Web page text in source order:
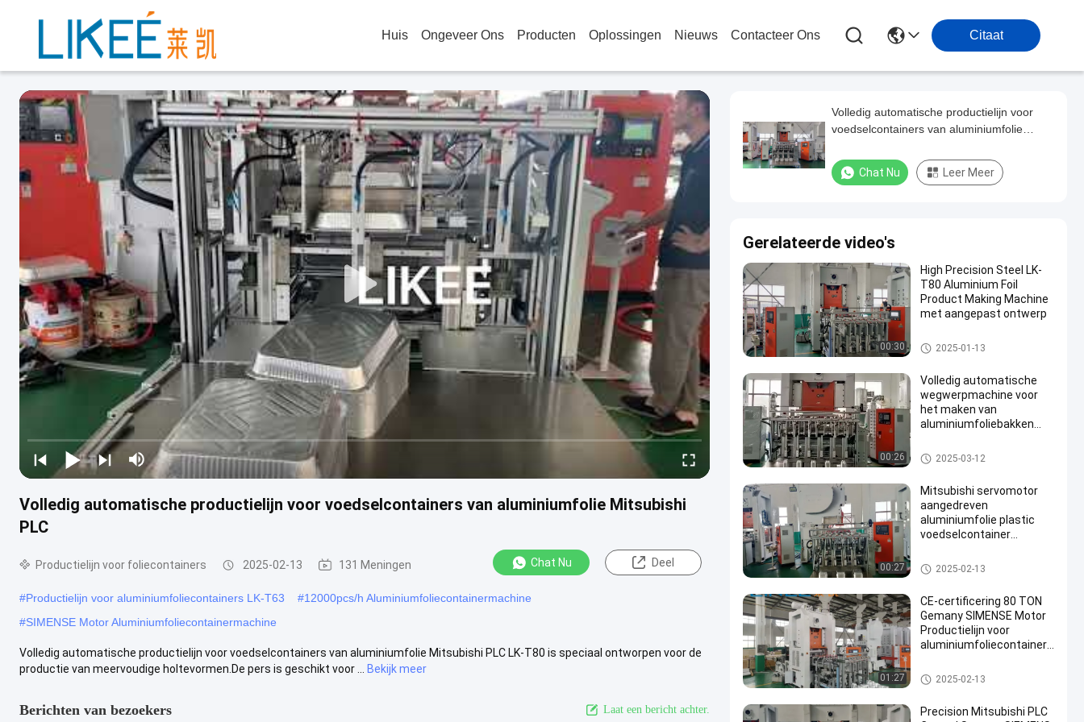
Huis Ongeveer Ons Producten Oplossingen Nieuws Contacteer Ons Citaat
Volledig automatische productielijn voor voedselcontainers van aluminiumfolie Mitsubishi
PLC
Productielijn voor foliecontainers 2025-02-13 131 Meningen Chat Nu Deel
#Productielijn voor aluminiumfoliecontainers LK-T63 #12000pcs/h Aluminiumfoliecontainermachine
#SIMENSE Motor Aluminiumfoliecontainermachine
Volledig automatische productielijn voor voedselcontainers van aluminiumfolie Mitsubishi PLC LK-T80 is speciaal ontworpen voor de
productie van meervoudige holtevormen.De pers is geschikt voor ...
Bekijk meer
Berichten van bezoekers Laat een bericht achter.
Volledig automatische productielijn voor
voedselcontainers van aluminiumfolie
Chat Nu Leer Meer
Gerelateerde video's
00:30
High Precision Steel LK-
T80 Aluminium Foil
Product Making Machine
met aangepast ontwerp
Machine voor het maken van a
luminiumfolie
2025-01-13
00:26
Volledig automatische
wegwerpmachine voor
het maken van
aluminiumfoliebakken
Machines voor het perforeren v
an voedselcontainers
2025-03-12
00:27
Mitsubishi servomotor
aangedreven
aluminiumfolie plastic
voedselcontainer
gemakkelijk te gebruiken
Productielijn voor foliecontain
ers
2025-02-13
01:27
CE-certificering 80 TON
Gemany SIMENSE Motor
Productielijn voor
aluminiumfoliecontainers
Productielijn voor foliecontain
ers
2025-02-13
Precision Mitsubishi PLC